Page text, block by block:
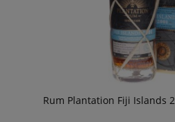
Rum Plantation Fiji Islands